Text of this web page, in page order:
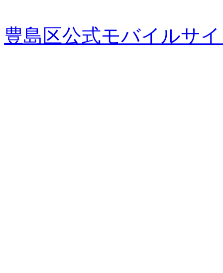
豊島区公式モバイルサ